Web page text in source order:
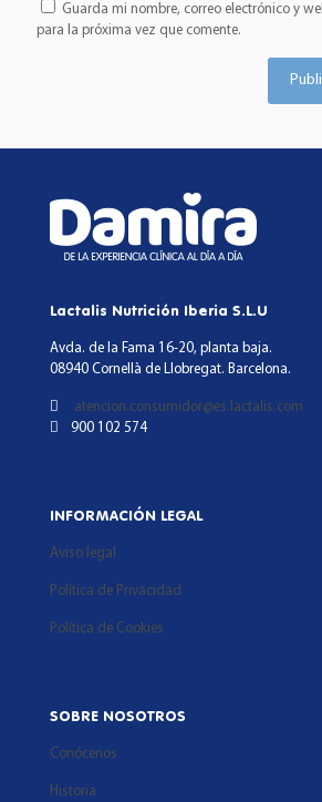
Guarda mi nombre, correo electrónico y
para la próxima vez que comente.
Lactalis Nutrición Iberia S.L.U
Avda. de la Fama 16-20, planta baja.
08940 Cornellà de Llobregat. Barcelona.
atencion.consumidor@es.lactalis.com
900 102 574
INFORMACIÓN LEGAL
Aviso legal
Política de Privacidad
Política de Cookies
SOBRE NOSOTROS
Conócenos
Historia